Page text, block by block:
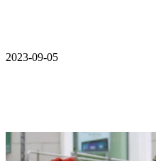
2023-09-05